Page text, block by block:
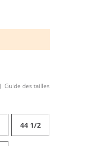
Guide des tailles
44 1/2